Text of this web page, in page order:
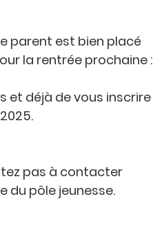
parent est bien placé
la rentrée prochaine :
et déjà de vous inscrire
pas à contacter
du pôle jeunesse.